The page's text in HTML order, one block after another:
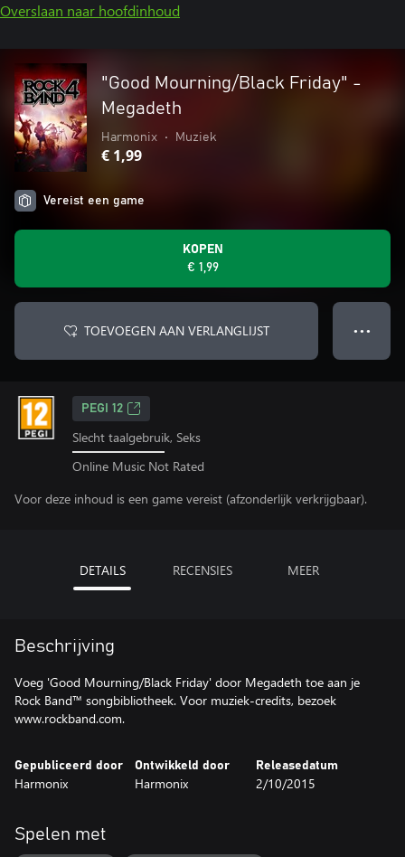
Overslaan naar hoofdinhoud
"Good Mourning/Black Friday" -
Megadeth
Harmonix • Muziek
€ 1,99
Vereist een game
KOPEN
€ 1,99
TOEVOEGEN AAN VERLANGLIJST ● ● ●
PEGI 12
Slecht taalgebruik, Seks
Online Music Not Rated
Voor deze inhoud is een game vereist (afzonderlijk verkrijgbaar).
DETAILS RECENSIES MEER
Beschrijving
Voeg 'Good Mourning/Black Friday' door Megadeth toe aan je
Rock Band™ songbibliotheek. Voor muziek-credits, bezoek
www.rockband.com.
Gepubliceerd door
Harmonix
Ontwikkeld door
Harmonix
Releasedatum
2/10/2015
Spelen met